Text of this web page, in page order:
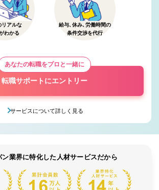
リアルな
わかる
給与、休み、労働時間の
条件交渉を代行
あなたの転職をプロと一緒に
転職サポートにエントリー
サービスについて詳しく見る
ン業界に特化した人材サービスだから